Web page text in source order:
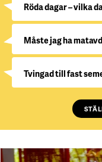
Röda dagar – vilka
Måste jag ha
Tvingad till fast